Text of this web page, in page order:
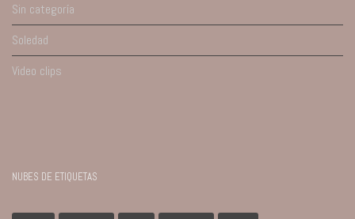
Sin categoría
Soledad
Video clips
NUBES DE ETIQUETAS